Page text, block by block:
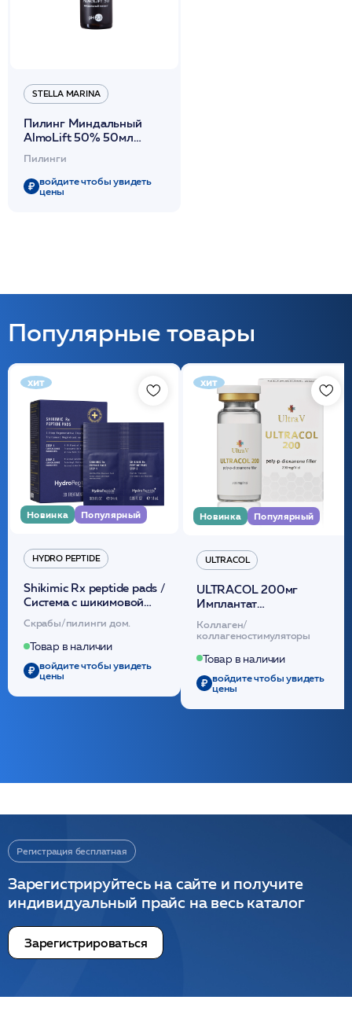
STELLA MARINA
Пилинг Миндальный
AlmoLift 50% 50мл
/Stella Marina
Пилинги
войдите чтобы увидеть
цены
Популярные товары
хит
Новинка Популярный
HYDRO PEPTIDE
Shikimic Rx peptide pads /
Cистема с шикимовой
кислотой обновляющая
(30шт) /HP
Скрабы/пилинги дом.
Товар в наличии
войдите чтобы увидеть
цены
хит
Новинка Популярный
ULTRACOL
ULTRACOL 200мг
Имплантат
внутридермальный,
стерильный на основе
полидиоксанона
/ULTRACOL
Коллаген/
коллагеностимуляторы
Товар в наличии
войдите чтобы увидеть
цены
Регистрация бесплатная
Зарегистрируйтесь на сайте и получите
индивидуальный прайс на весь каталог
Зарегистрироваться